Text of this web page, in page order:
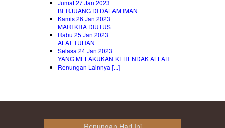
Jumat 27 Jan 2023
BERJUANG DI DALAM IMAN
Kamis 26 Jan 2023
MARI KITA DIUTUS
Rabu 25 Jan 2023
ALAT TUHAN
Selasa 24 Jan 2023
YANG MELAKUKAN KEHENDAK ALLAH
Renungan Lainnya [...]